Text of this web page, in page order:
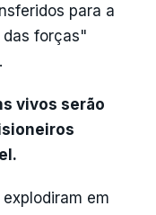
para a
forças"
vivos serão
em